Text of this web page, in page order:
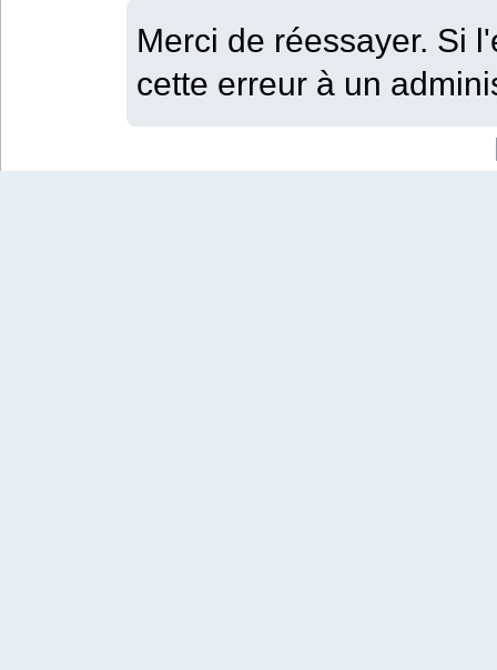
Merci de réessayer. Si
cette erreur à un